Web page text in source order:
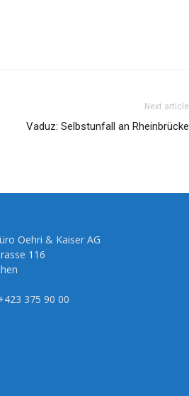
Next article
Vaduz: Selbstunfall an Rheinbrücke
Oehri & Kaiser AG
116
375 90 00